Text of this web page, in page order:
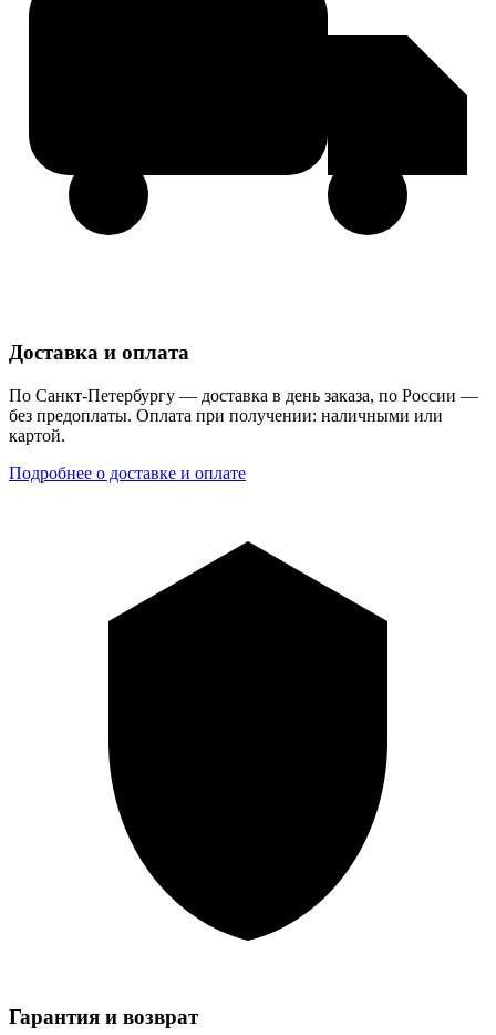
Доставка и оплата
По Санкт-Петербургу — доставка в день заказа, по России —
без предоплаты. Оплата при получении: наличными или
картой.
Подробнее о доставке и оплате
Гарантия и возврат